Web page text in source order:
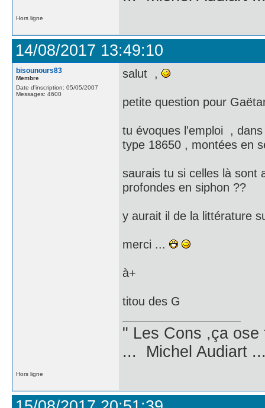
Hors ligne
14/08/2017 13:49:10
bisounours83
Membre
Date d'inscription: 05/05/2007
Messages: 4600
salut ,
petite question pour
tu évoques l'emploi ,
type 18650 , montées en
saurais tu si celles là sont
profondes en siphon ??
y aurait il de la littérature
merci ...
à+
titou des G
" Les Cons ,ça
... Michel Audiart
Hors ligne